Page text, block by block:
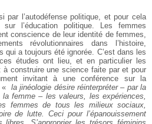
par l’autodéfense politique, et pour cela
l’éducation politique. Les femmes
conscience de leur identité de femmes,
révolutionnaires dans l’histoire,
qui a toujours été ignorée. C’est dans les
études ont lieu, et en particulier les
construire une science faite par et pour
invitant à une conférence sur la
« la jinéologie désire réinterpréter – par la
la femme – les valeurs, les expériences,
femmes de tous les milieux sociaux,
de lutte. Ceci pour l’épanouissement